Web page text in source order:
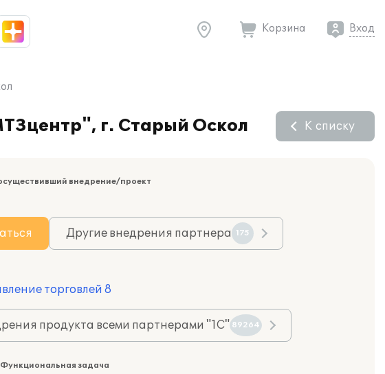
Корзина Вход
г. Старый Оскол К списку
внедрение/проект
Другие внедрения партнера 175
торговлей 8
продукта всеми партнерами "1С" 89264
задача